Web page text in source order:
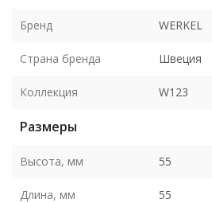
Бренд WERKEL
Страна бренда Швеция
Коллекция W123
Размеры
Высота, мм 55
Длина, мм 55